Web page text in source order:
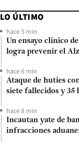
LO ÚLTIMO
hace 5 min
Un ensayo clínico
logra prevenir el
hace 6 min
Ataque de hutíes
siete fallecidos y 35
hace 8 min
Incautan yate de
infracciones